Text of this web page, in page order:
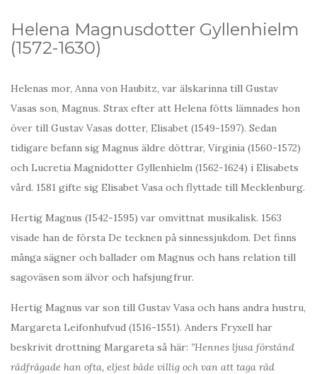
Helena Magnusdotter Gyllenhielm
(1572-1630)
Helenas mor, Anna von Haubitz, var älskarinna till Gustav
Vasas son, Magnus. Strax efter att Helena fötts lämnades hon
över till Gustav Vasas dotter, Elisabet (1549-1597). Sedan
tidigare befann sig Magnus äldre döttrar, Virginia (1560-1572)
och Lucretia Magnidotter Gyllenhielm (1562-1624) i Elisabets
vård. 1581 gifte sig Elisabet Vasa och flyttade till Mecklenburg.
Hertig Magnus (1542-1595) var omvittnat musikalisk. 1563
visade han de första De tecknen på sinnessjukdom. Det finns
många sägner och ballader om Magnus och hans relation till
sagoväsen som älvor och hafsjungfrur.
Hertig Magnus var son till Gustav Vasa och hans andra hustru,
Margareta Leifonhufvud (1516-1551). Anders Fryxell har
beskrivit drottning Margareta så här: ”Hennes ljusa förstånd
rådfrågade han ofta, eljest både villig och van att taga råd